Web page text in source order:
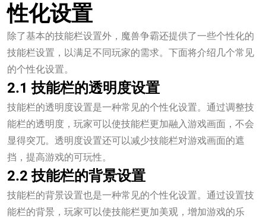
性化设置
除了基本的技能栏设置外，魔兽争霸还提供了一些个性化的
技能栏设置，以满足不同玩家的需求。下面将介绍几个常见
的个性化设置。
2.1 技能栏的透明度设置
技能栏的透明度设置是一种常见的个性化设置。通过调整技
能栏的透明度，玩家可以使技能栏更加融入游戏画面，不会
显得突兀。透明度设置还可以减少技能栏对游戏画面的遮
挡，提高游戏的可玩性。
2.2 技能栏的背景设置
技能栏的背景设置也是一种常见的个性化设置。通过设置技
能栏的背景，玩家可以使技能栏更加美观，增加游戏的乐